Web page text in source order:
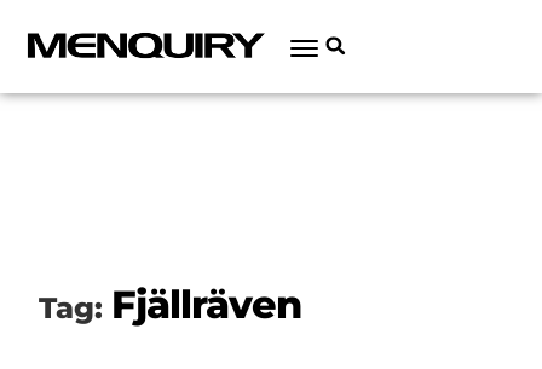
Tag: Fjällräven